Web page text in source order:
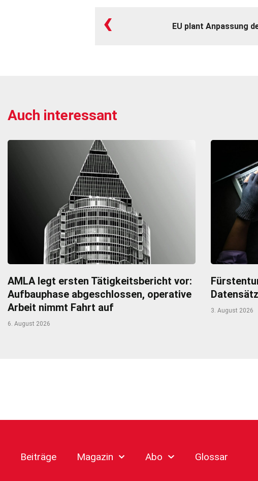
‹ EU plant Anpassung
Auch interessant
AMLA legt ersten Tätigkeitsbericht vor:
Aufbauphase abgeschlossen, operative
Arbeit nimmt Fahrt auf
6. August 2026
3. August 2026
Beiträge Magazin Abo Glossar